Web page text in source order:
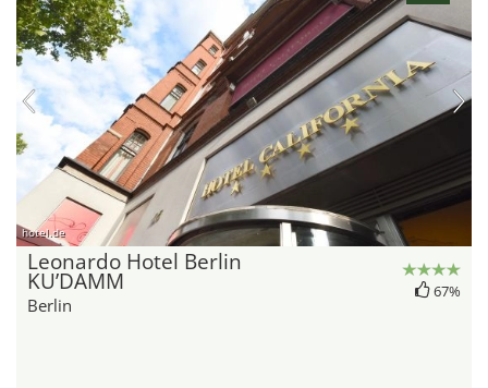
hotel.de
Leonardo Hotel Berlin
KU’DAMM
Berlin
67%